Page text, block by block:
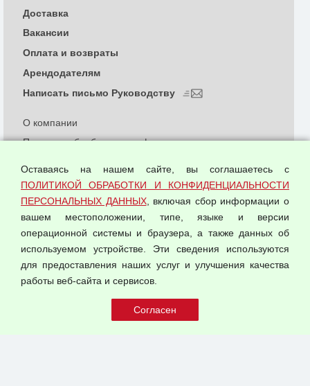
© 2026 ООО "Феникс"
О компании
Политика обработки и конфиденциальности
Согласием на обработку персональных данных
Оферта оптовой купли-продажи
Публичная оферта
Доставка
Вакансии
Оплата и возвраты
Арендодателям
Написать письмо Руководству
Оставаясь на нашем сайте, вы соглашаетесь с
ПОЛИТИКОЙ ОБРАБОТКИ И КОНФИДЕНЦИАЛЬНОСТИ
ПЕРСОНАЛЬНЫХ ДАННЫХ, включая сбор информации о
вашем местоположении, типе, языке и версии
операционной системы и браузера, а также данных об
используемом устройстве. Эти сведения используются
для предоставления наших услуг и улучшения качества
работы веб-сайта и сервисов.